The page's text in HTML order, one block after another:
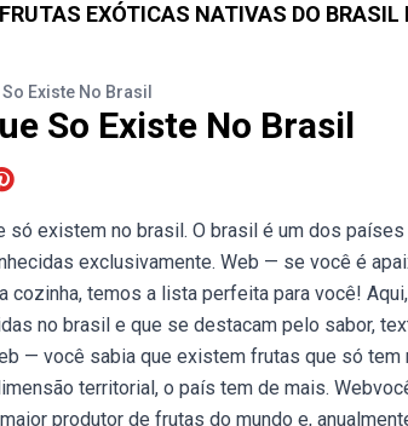
EXÓTICAS NATIVAS DO
Existe No Brasil
So Existe No Brasil
só existem no brasil. O brasil é um dos
exclusivamente. Web — se você é
cozinha, temos a lista perfeita para você!
no brasil e que se destacam pelo sabor,
— você sabia que existem frutas que só
territorial, o país tem de mais.
produtor de frutas do mundo e,